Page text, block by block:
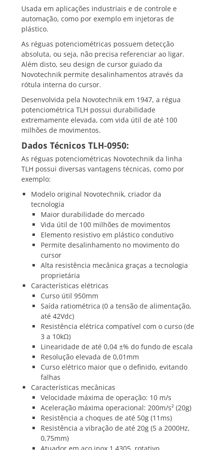
Usada em aplicações industriais e de controle e
automação, como por exemplo em injetoras de
plástico.
As réguas potenciométricas possuem detecção
absoluta, ou seja, não precisa referenciar ao ligar.
Além disto, seu design de cursor guiado da
Novotechnik permite desalinhamentos através da
rótula interna do cursor.
Desenvolvida pela Novotechnik em 1947, a régua
potenciométrica TLH possui durabilidade
extremamente elevada, com vida útil de até 100
milhões de movimentos.
Dados Técnicos TLH-0950:
As réguas potenciométricas Novotechnik da linha
TLH possui diversas vantagens técnicas, como por
exemplo:
Modelo original Novotechnik, criador da
tecnologia
Maior durabilidade do mercado
Vida útil de 100 milhões de movimentos
Elemento resistivo em plástico condutivo
Permite desalinhamento no movimento do
cursor
Alta resistência mecânica graças a tecnologia
proprietária
Características elétricas
Curso útil 950mm
Saída ratiométrica (0 a tensão de alimentação,
até 42Vdc)
Resistência elétrica compatível com o curso (de
3 a 10kΩ)
Linearidade de até 0,04 ±% do fundo de escala
Resolução elevada de 0,01mm
Curso elétrico maior que o definido, evitando
falhas
Características mecânicas
Velocidade máxima de operação: 10 m/s
Aceleração máxima operacional: 200m/s² (20g)
Resistência a choques de até 50g (11ms)
Resistência a vibração de até 20g (5 a 2000Hz,
0,75mm)